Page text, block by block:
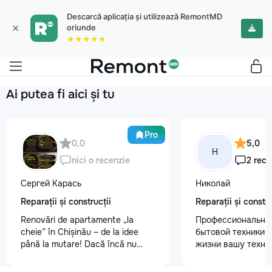
×
Descarcă aplicația și utilizează RemontMD
oriunde
★★★★★
Ai putea fi aici și tu
Pro
0,0
nici o recenzie
Сергей Карась
Reparații și construcții
Renovări de apartamente „la
cheie” în Chișinău – de la idee
până la mutare! Dacă încă nu
Н
5,0
2
Николай
Reparații și
бытовой техники
жизни вашу